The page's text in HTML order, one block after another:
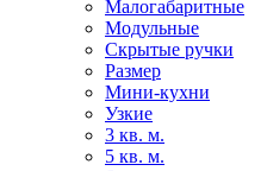
Малогабаритные
Модульные
Скрытые ручки
Размер
Мини-кухни
Узкие
3 кв. м.
5 кв. м.